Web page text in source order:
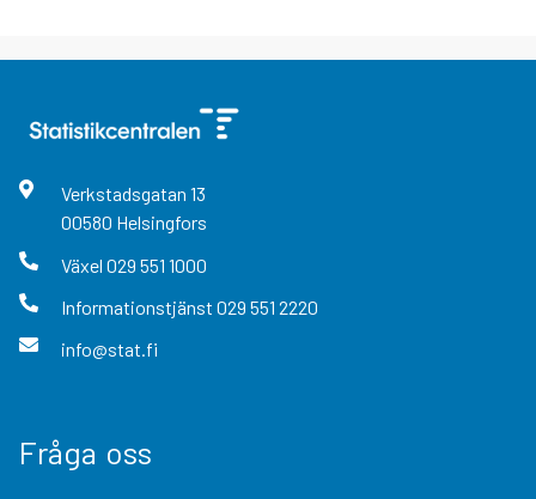
Verkstadsgatan 13
00580 Helsingfors
Växel 029 551 1000
Informationstjänst 029 551 2220
info@stat.fi
Fråga oss